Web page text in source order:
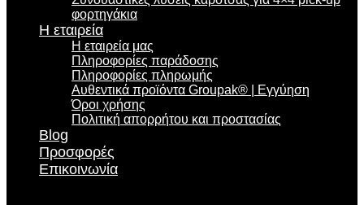
φορτηγάκια
Η εταιρεία
Η εταιρεία μας
Πληροφορίες παράδοσης
Πληροφορίες πληρωμής
Αυθεντικά προϊόντα Groupak® | Εγγύηση
Όροι χρήσης
Πολιτική απορρήτου και προστασίας
Blog
Προσφορές
Επικοινωνία